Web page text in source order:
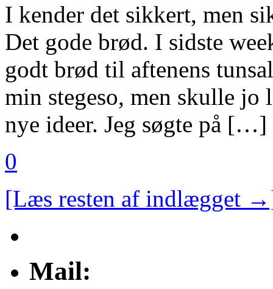
I kender det sikkert, men
Det gode brød. I sidste
godt brød til aftenens
min stegeso, men skulle
nye ideer. Jeg søgte på […]
0
[Læs resten af indlægget
Mail: